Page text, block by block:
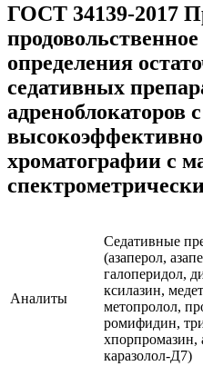
ГОСТ 34139-2017
определения
седативных
адреноблокаторов
хроматографии с
Аналиты
Седативные
(азаперол,
галоперидол,
ксилазин,
метопролол,
ромифидин,
хпорпромазин,
каразолол-Д7)